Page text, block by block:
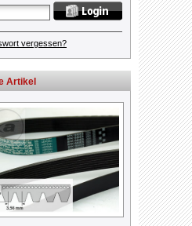
vergessen?
Artikel